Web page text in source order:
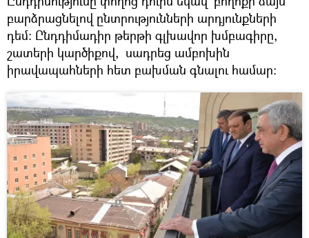
բարձրացնելով ընտրությունների արդյունքների
դեմ։ Ընդդիմադիր թերթի գլխավոր խմբագիրը,
շատերի կարծիքով, սադրեց ամբոխին
իրավապահների հետ բախման գնալու համար։